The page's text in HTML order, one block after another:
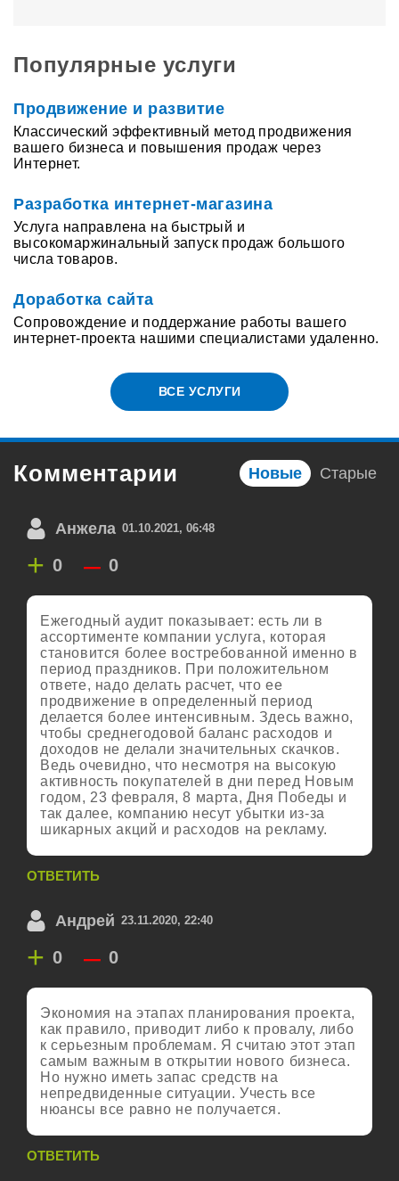
Популярные услуги
Продвижение и развитие
Классический эффективный метод продвижения
вашего бизнеса и повышения продаж через
Интернет.
Разработка интернет-магазина
Услуга направлена на быстрый и
высокомаржинальный запуск продаж большого
числа товаров.
Доработка сайта
Сопровождение и поддержание работы вашего
интернет-проекта нашими специалистами удаленно.
ВСЕ УСЛУГИ
Комментарии Новые Старые
Анжела 01.10.2021, 06:48
+ 0 – 0
Ежегодный аудит показывает: есть ли в
ассортименте компании услуга, которая
становится более востребованной именно в
период праздников. При положительном
ответе, надо делать расчет, что ее
продвижение в определенный период
делается более интенсивным. Здесь важно,
чтобы среднегодовой баланс расходов и
доходов не делали значительных скачков.
Ведь очевидно, что несмотря на высокую
активность покупателей в дни перед Новым
годом, 23 февраля, 8 марта, Дня Победы и
так далее, компанию несут убытки из-за
шикарных акций и расходов на рекламу.
ОТВЕТИТЬ
Андрей 23.11.2020, 22:40
+ 0 – 0
Экономия на этапах планирования проекта,
как правило, приводит либо к провалу, либо
к серьезным проблемам. Я считаю этот этап
самым важным в открытии нового бизнеса.
Но нужно иметь запас средств на
непредвиденные ситуации. Учесть все
нюансы все равно не получается.
ОТВЕТИТЬ